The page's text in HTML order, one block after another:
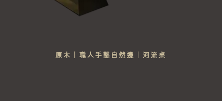
原木｜職人手鑿自然邊｜河流桌